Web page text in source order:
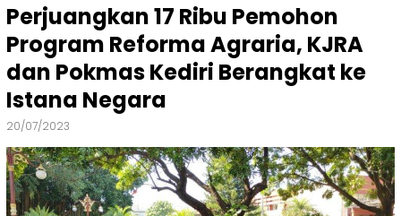
Perjuangkan 17 Ribu Pemohon
Program Reforma Agraria, KJRA
dan Pokmas Kediri Berangkat ke
Istana Negara
20/07/2023